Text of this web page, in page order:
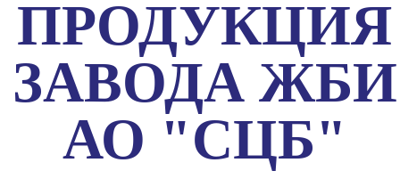
ПРОДУКЦИЯ
ЗАВОДА ЖБИ
АО "СЦБ"